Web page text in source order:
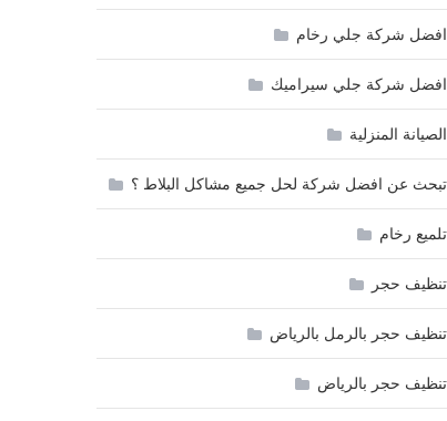
افضل شركة جلي رخام
افضل شركة جلي سيراميك
الصيانة المنزلية
تبحث عن افضل شركة لحل جميع مشاكل البلاط ؟
تلميع رخام
تنظيف حجر
تنظيف حجر بالرمل بالرياض
تنظيف حجر بالرياض